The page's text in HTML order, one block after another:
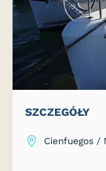
SZCZEGÓŁY
Cienfuegos /